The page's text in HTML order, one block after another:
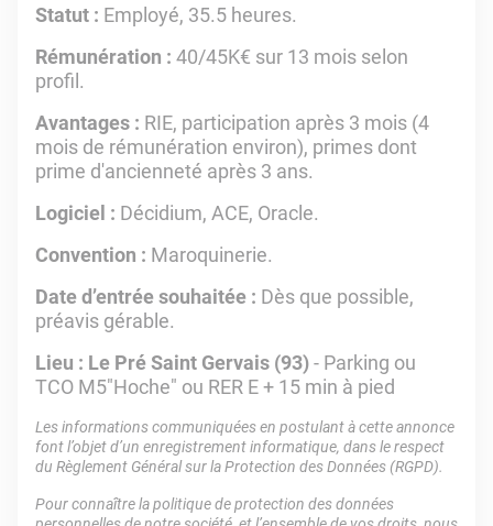
Statut : Employé, 35.5 heures.
Rémunération : 40/45K€ sur 13 mois selon
profil.
Avantages : RIE, participation après 3 mois (4
mois de rémunération environ), primes dont
prime d'ancienneté après 3 ans.
Logiciel : Décidium, ACE, Oracle.
Convention : Maroquinerie.
Date d’entrée souhaitée : Dès que possible,
préavis gérable.
Lieu : Le Pré Saint Gervais (93)- Parking ou
TCO M5"Hoche" ou RER E + 15 min à pied
Les informations communiquées en postulant à cette annonce
font l’objet d’un enregistrement informatique, dans le respect
du Règlement Général sur la Protection des Données (RGPD).
Pour connaître la politique de protection des données